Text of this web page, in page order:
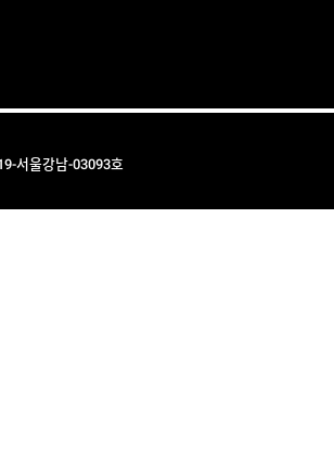
서울강남-03093호